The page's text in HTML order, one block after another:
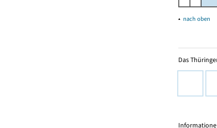
▴ nach oben
Das